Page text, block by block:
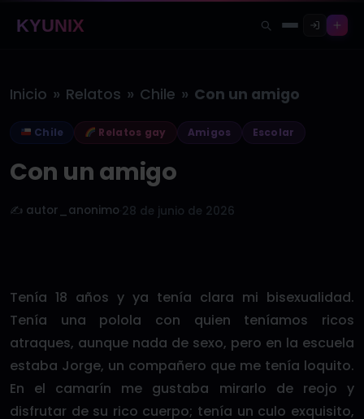
KYUNIX
Inicio » Relatos » Chile » Con un amigo
Chile Relatos gay Amigos Escolar
Con un amigo
✍️ autor_anonimo 28 de junio de 2026
Tenía 18 años y ya tenía clara mi bisexualidad.
Tenía una polola con quien teníamos ricos
atraques, aunque nada de sexo, pero en la escuela
estaba Jorge, un compañero que me tenía loquito.
En el camarín me gustaba mirarlo de reojo y
disfrutar de su rico cuerpo; tenía un culo exquisito,